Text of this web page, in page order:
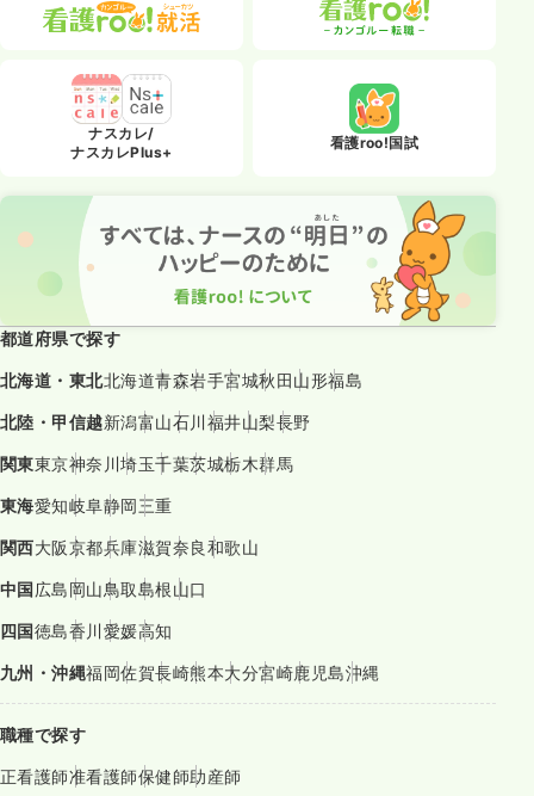
ナスカレ/
ナスカレPlus+
看護roo!国試
都道府県で探す
北海道・東北北海道青森岩手宮城秋田山形福島
北陸・甲信越新潟富山石川福井山梨長野
関東東京神奈川埼玉千葉茨城栃木群馬
東海愛知岐阜静岡三重
関西大阪京都兵庫滋賀奈良和歌山
中国広島岡山鳥取島根山口
四国徳島香川愛媛高知
九州・沖縄福岡佐賀長崎熊本大分宮崎鹿児島沖縄
職種で探す
正看護師准看護師保健師助産師